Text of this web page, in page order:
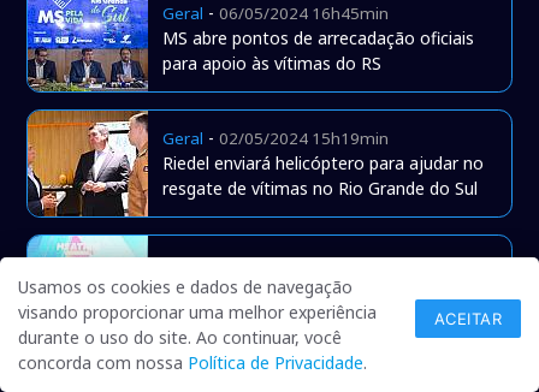
Geral -06/05/2024 16h45min
MS abre pontos de arrecadação oficiais
para apoio às vítimas do RS
Geral -02/05/2024 15h19min
Riedel enviará helicóptero para ajudar no
resgate de vítimas no Rio Grande do Sul
Geral-23/04/2024 14h28min
Riedel conta com prefeitos para asfaltar
todas as ruas de MS e extinguir pobreza
Usamos os cookies e dados de navegação
visando proporcionar uma melhor experiência
durante o uso do site. Ao continuar, você
concorda com nossa Política de Privacidade.
ACEITAR